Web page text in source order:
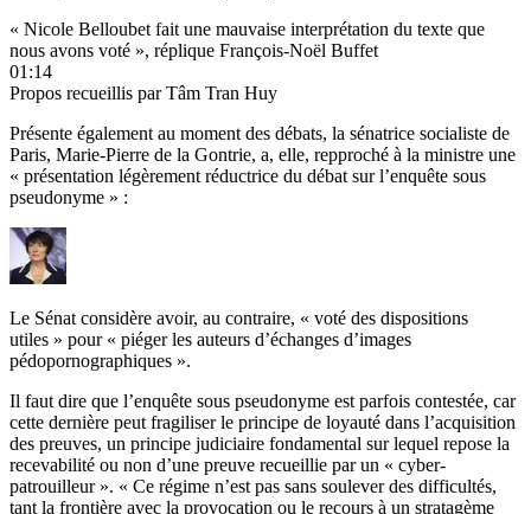
« Nicole Belloubet fait une mauvaise interprétation du texte que
nous avons voté », réplique François-Noël Buffet
01:14
Propos recueillis par Tâm Tran Huy
Présente également au moment des débats, la sénatrice socialiste de
Paris, Marie-Pierre de la Gontrie, a, elle, repproché à la ministre une
« présentation légèrement réductrice du débat sur l’enquête sous
pseudonyme » :
Le Sénat considère avoir, au contraire, « voté des dispositions
utiles » pour « piéger les auteurs d’échanges d’images
pédopornographiques ».
Il faut dire que l’enquête sous pseudonyme est parfois contestée, car
cette dernière peut fragiliser le principe de loyauté dans l’acquisition
des preuves, un principe judiciaire fondamental sur lequel repose la
recevabilité ou non d’une preuve recueillie par un « cyber-
patrouilleur ». « Ce régime n’est pas sans soulever des difficultés,
tant la frontière avec la provocation ou le recours à un stratagème